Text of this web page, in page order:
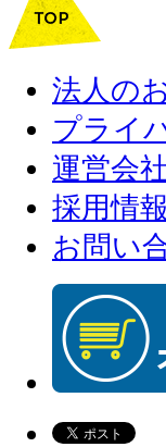
法人の
プライ
運営会社
採用情報
お問い